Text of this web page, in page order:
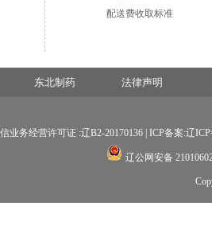
配送费收取标准
东北制药 法律声明
业务经营许可证 :辽B2-20170136 | ICP备案:辽
辽公网安备